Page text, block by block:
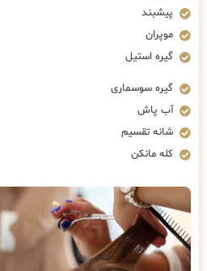
پیشبند
موپران
گیره استیل
گیره سوسماری
آب پاش
شانه تقسیم
کله مانکن